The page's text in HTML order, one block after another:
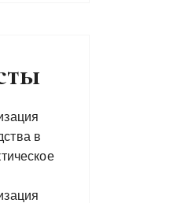
в